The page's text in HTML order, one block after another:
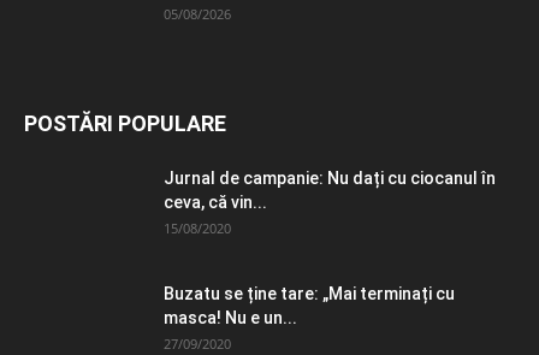
05/08/2026
POSTĂRI POPULARE
Jurnal de campanie: Nu dați cu ciocanul în
ceva, că vin...
15/08/2020
Buzatu se ține tare: „Mai terminați cu
masca! Nu e un...
27/09/2020